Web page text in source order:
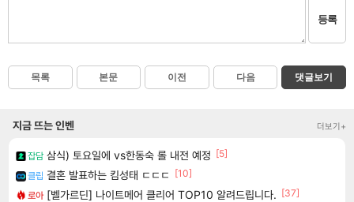
등록
목록 본문 이전 다음 댓글보기
지금 뜨는 인벤 더보기+
잡담 삼식) 토요일에 vs한동숙 롤 내전 예정 [5]
클립 결혼 발표하는 킴성태 ㄷㄷㄷ [10]
로아 [벨가르딘] 나이트메어 클리어 TOP10 알려드립니다. [37]